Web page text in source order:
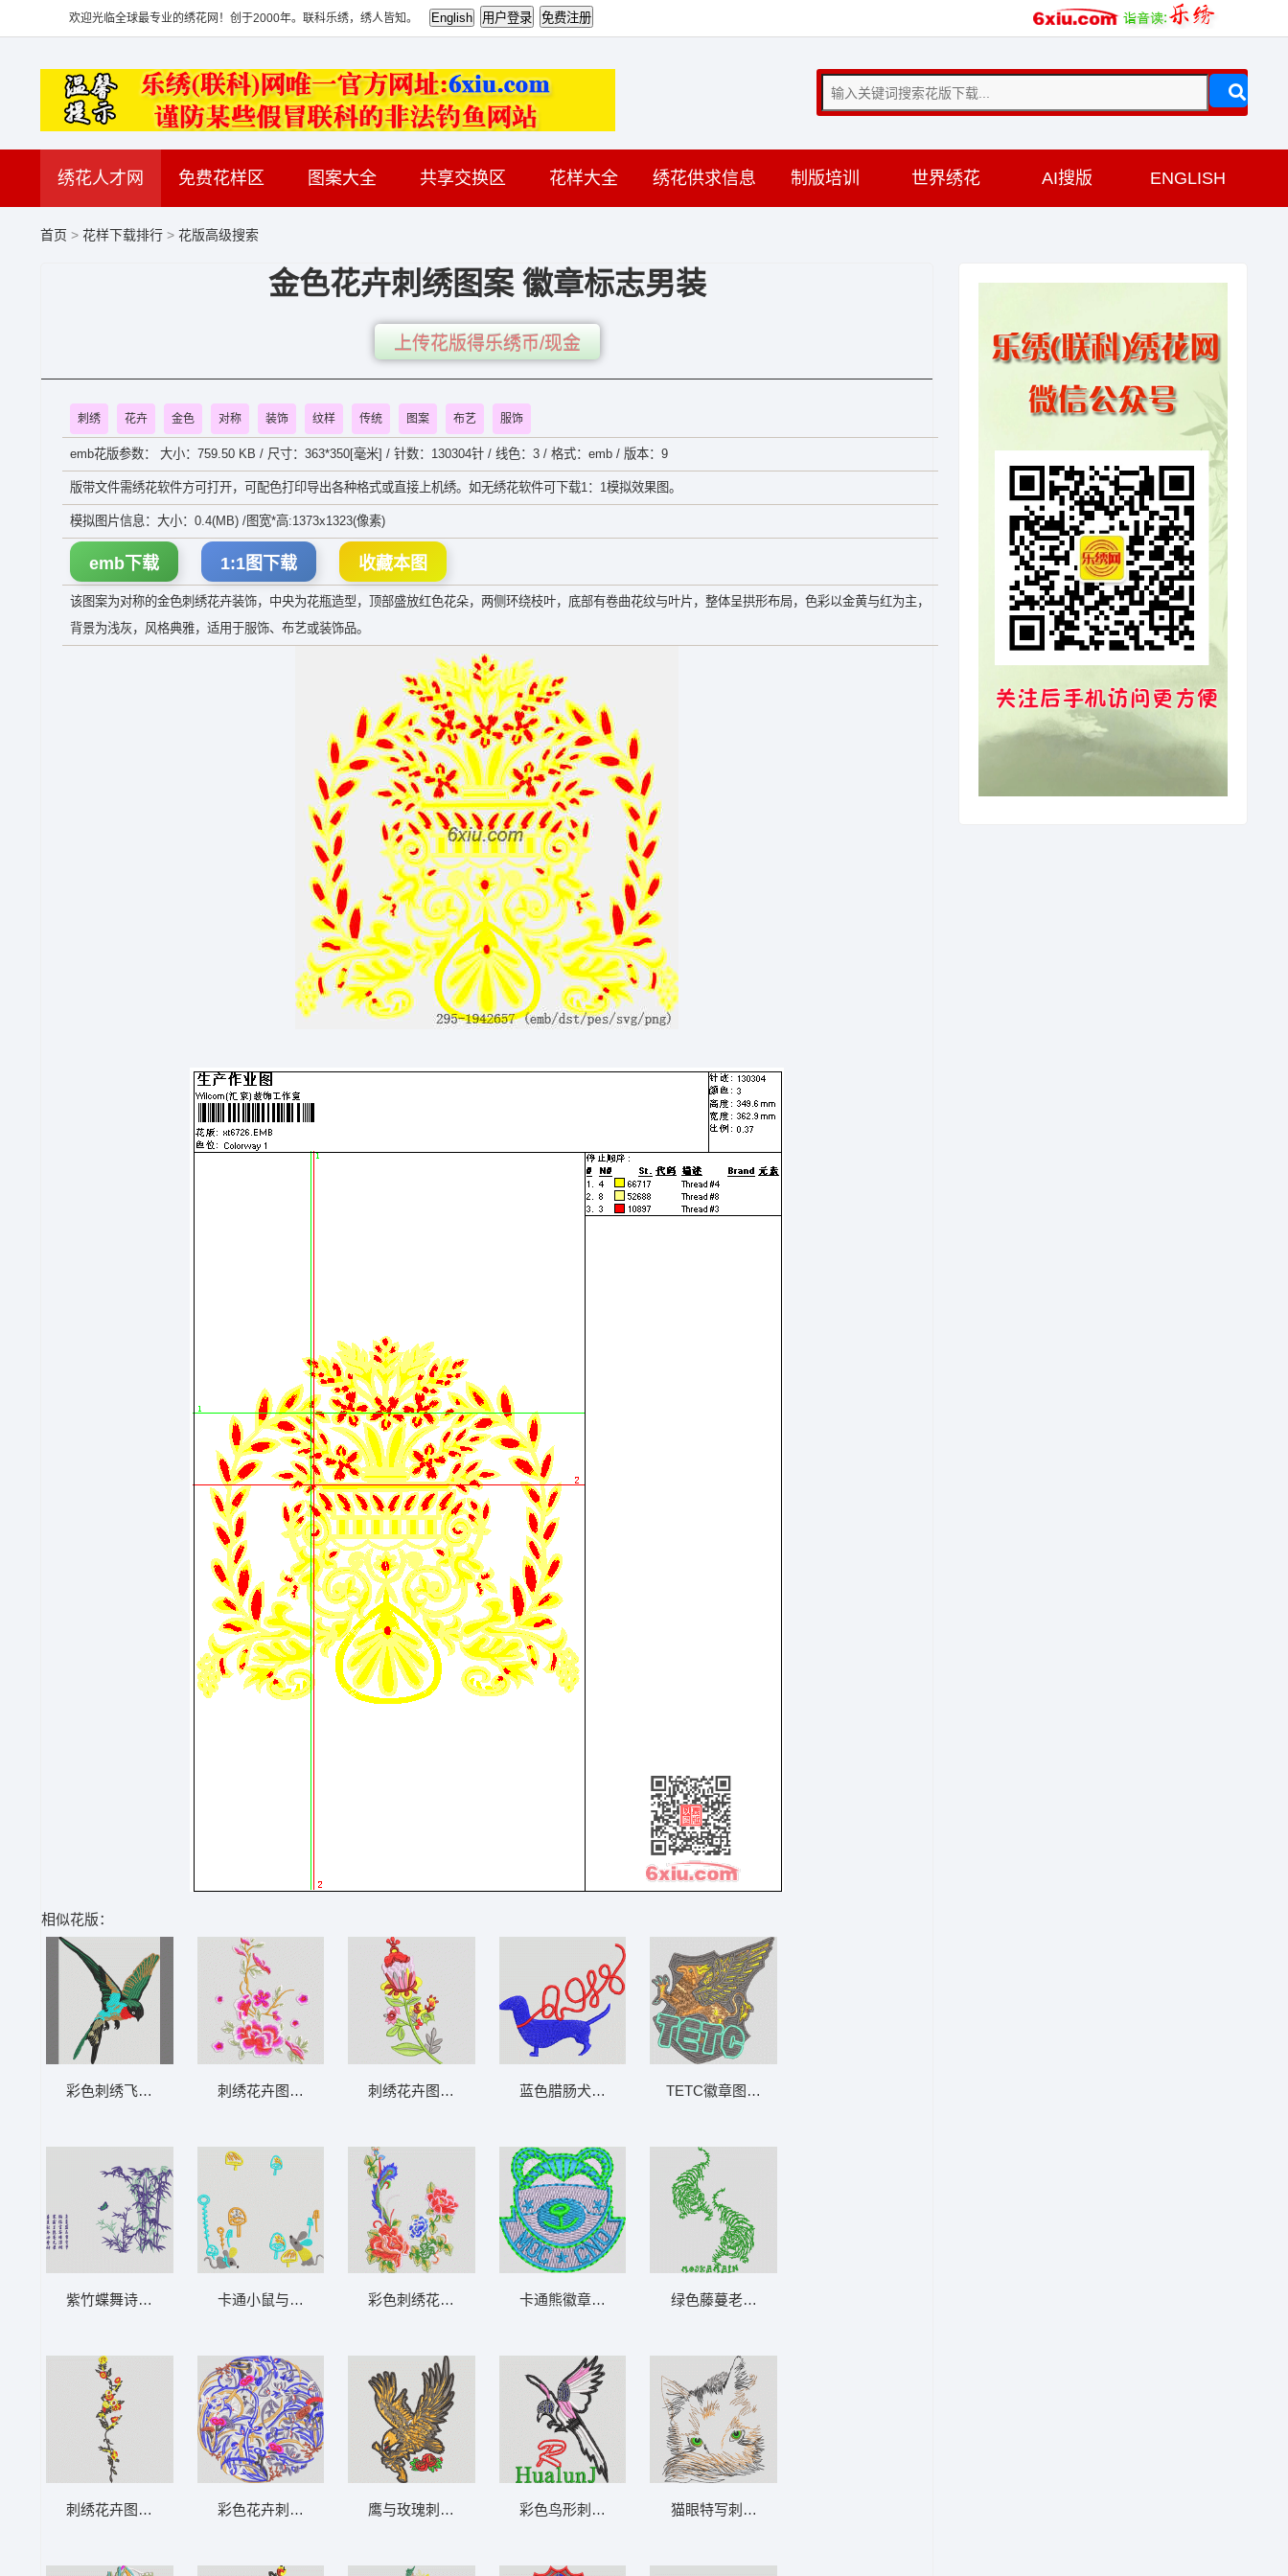
欢迎光临全球最专业的绣花网！创于2000年。联科乐绣，绣人皆知。
绣花人才网 免费花样区 图案大全 共享交换区 花样大全 绣花供求信息 制版培训 世界绣花 AI搜版 ENGLISH
首页 > 花样下载排行 > 花版高级搜索
金色花卉刺绣图案 徽章标志男装
上传花版得乐绣币/现金
刺绣 花卉 金色 对称 装饰 纹样 传统 图案 布艺 服饰
emb花版参数： 大小：759.50 KB / 尺寸：363*350[毫米] / 针数：130304针 / 线色：3 / 格式：emb / 版本：9
版带文件需绣花软件方可打开，可配色打印导出各种格式或直接上机绣。如无绣花软件可下载1：1模拟效果图。
模拟图片信息：大小：0.4(MB) /图宽*高:1373x1323(像素)
emb下载 1:1图下载 收藏本图
该图案为对称的金色刺绣花卉装饰，中央为花瓶造型，顶部盛放红色花朵，两侧环绕枝叶，底部有卷曲花纹与叶片，整体呈拱形布局，色彩以金黄与红为主，
背景为浅灰，风格典雅，适用于服饰、布艺或装饰品。
相似花版：
彩色刺绣飞鸟图案 卡通小鸟
紫竹蝶舞诗意图 中国风竹子诗词精品
刺绣花卉图案 靓花
刺绣花卉图案 靓花
卡通小鼠与蘑菇图案 老鼠和蘑菇
彩色花卉刺绣图案 抽象复杂靓花
刺绣花卉图案 靓花
彩色刺绣花卉图案 靓花玫瑰牡丹
鹰与玫瑰刺绣图案 老鹰
蓝色腊肠犬牵红绳 小狗腊肠
卡通熊徽章图案 卡通小熊
彩色鸟形刺绣图案 小鸟亮片
TETC徽章图案 老鹰徽章标志
绿色藤蔓老虎图案 两只老虎
猫眼特写刺绣图案 卡通小猫